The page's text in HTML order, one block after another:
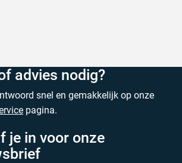
advies nodig?
snel en gemakkelijk op onze
pagina.
je in voor onze